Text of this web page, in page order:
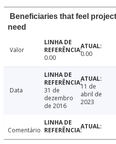
Beneficiaries that feel
need
Valor
0.00
0.00
Data
31 de
dezembro
de 2016
11 de
abril de
2023
Comentário